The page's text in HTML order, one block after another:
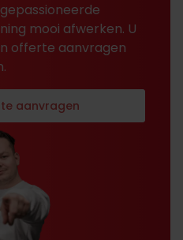
mooi afwerken. U
offerte aanvragen
aanvragen